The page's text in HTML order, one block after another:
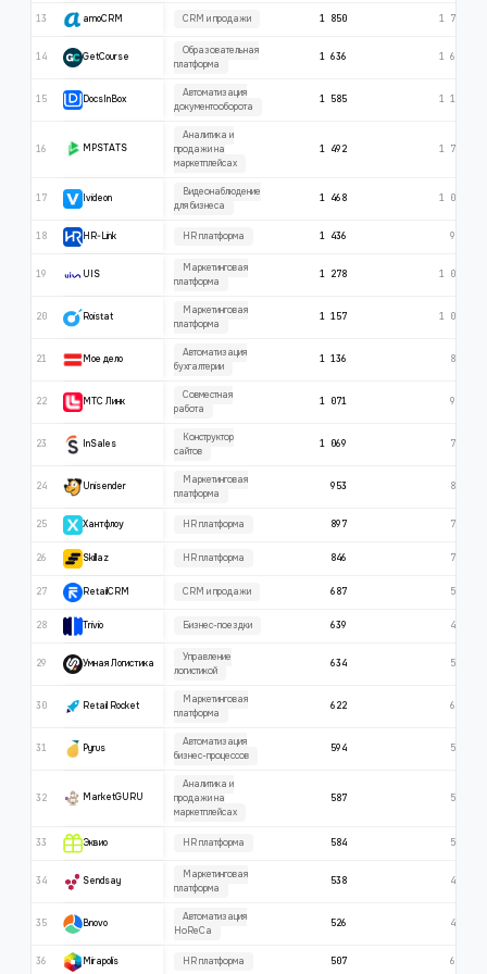
13 amoCRM CRM и продажи 1 850 1 730
14 GetCourse
Образовательная
платформа
1 636 1 640
15 DocsInBox
Автоматизация
документооборота
1 585 1 110
16 MPSTATS
Аналитика и
продажи на
маркетплейсах
1 492 1 749
17 Ivideon
Видеонаблюдение
для бизнеса
1 468 1 087
18 HR-Link HR платформа 1 436 920
19 UIS
Маркетинговая
платформа
1 278 1 024
20 Roistat
Маркетинговая
платформа
1 157 1 015
21 Мое дело
Автоматизация
бухгалтерии
1 136 829
22 МТС Линк
Cовместная
работа
1 071 944
23 InSales
Конструктор
сайтов
1 069 707
24 Unisender
Маркетинговая
платформа
953 865
25 Хантфлоу HR платформа 897 766
26 Skillaz HR платформа 846 797
27 RetailCRM CRM и продажи 687 503
28 Trivio Бизнес-поездки 639 450
29 Умная Логистика
Управление
логистикой
634 507
30 Retail Rocket
Маркетинговая
платформа
622 638
31 Pyrus
Автоматизация
бизнес-процессов
594 548
32 MarketGURU
Аналитика и
продажи на
маркетплейсах
587 562
33 Эквио HR платформа 584 554
34 Sendsay
Маркетинговая
платформа
538 436
35 Bnovo
Автоматизация
HoReCa
526 418
36 Mirapolis HR платформа 507 692